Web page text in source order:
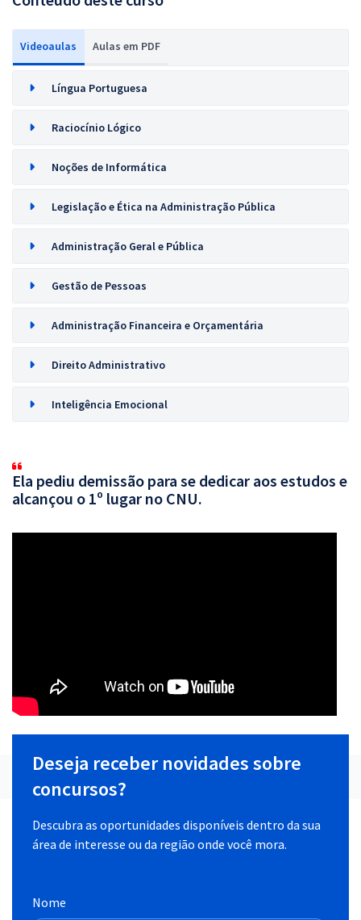
Videoaulas Aulas em PDF
Língua Portuguesa
Raciocínio Lógico
Noções de Informática
Legislação e Ética na Administração Pública
Administração Geral e Pública
Gestão de Pessoas
Administração Financeira e Orçamentária
Direito Administrativo
Inteligência Emocional
Ela pediu demissão para se dedicar aos estudos e
alcançou o 1º lugar no CNU.
Deseja receber novidades sobre
concursos?
Descubra as oportunidades disponíveis dentro da sua
área de interesse ou da região onde você mora.
Nome